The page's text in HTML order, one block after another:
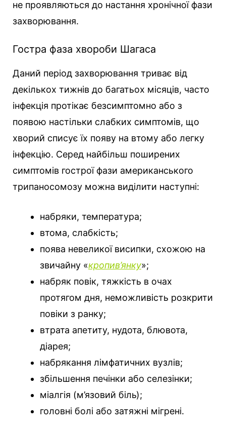
не проявляються до настання хронічної фази
захворювання.
Гостра фаза хвороби Шагаса
Даний період захворювання триває від
декількох тижнів до багатьох місяців, часто
інфекція протікає безсимптомно або з
появою настільки слабких симптомів, що
хворий списує їх появу на втому або легку
інфекцію. Серед найбільш поширених
симптомів гострої фази американського
трипаносомозу можна виділити наступні:
набряки, температура;
втома, слабкість;
поява невеликої висипки, схожою на
звичайну «кропив’янку»;
набряк повік, тяжкість в очах
протягом дня, неможливість розкрити
повіки з ранку;
втрата апетиту, нудота, блювота,
діарея;
набрякання лімфатичних вузлів;
збільшення печінки або селезінки;
міалгія (м’язовий біль);
головні болі або затяжні мігрені.